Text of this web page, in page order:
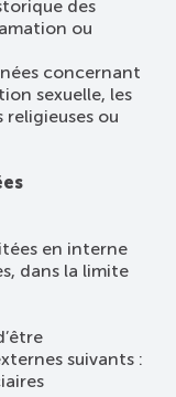
des
ou
concernant
sexuelle, les
ou
en interne
dans la limite
suivants :